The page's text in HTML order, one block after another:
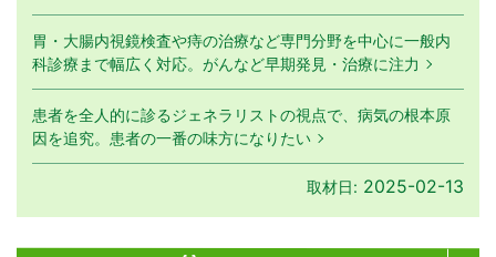
胃・大腸内視鏡検査や痔の治療など専門分野を中心に一般内
科診療まで幅広く対応。がんなど早期発見・治療に注力
患者を全人的に診るジェネラリストの視点で、病気の根本原
因を追究。患者の一番の味方になりたい
取材日: 2025-02-13